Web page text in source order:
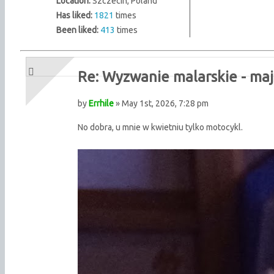
Has liked: 1821 times
Been liked: 413 times
Re: Wyzwanie malarskie -
byErrhile» May 1st, 2026, 7:28 pm
No dobra, u mnie w kwietniu tylko motocykl.